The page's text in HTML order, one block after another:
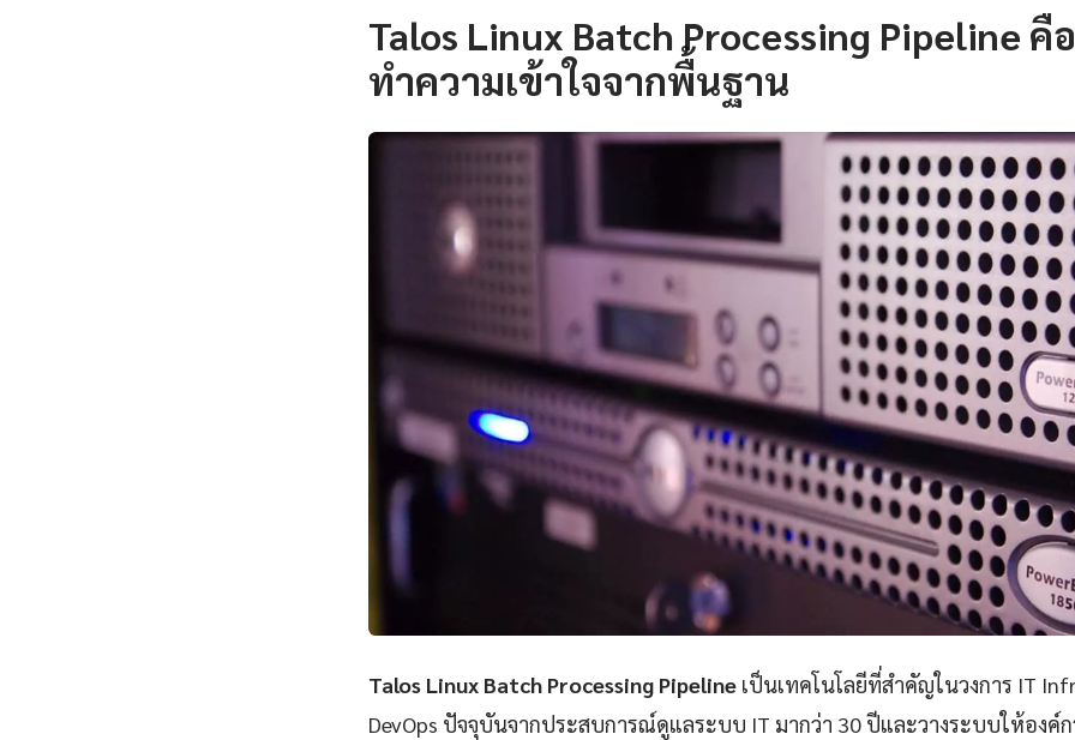
Talos Linux Batch Processing Pipeline คื
ทำความเข้าใจจากพื้นฐาน
Talos Linux Batch Processing Pipeline เป็นเทคโนโลยีที่สำคัญในวงการ IT
DevOps ปัจจุบันจากประสบการณ์ดูแลระบบ IT มากว่า 30 ปีและวางระบบให้องค์